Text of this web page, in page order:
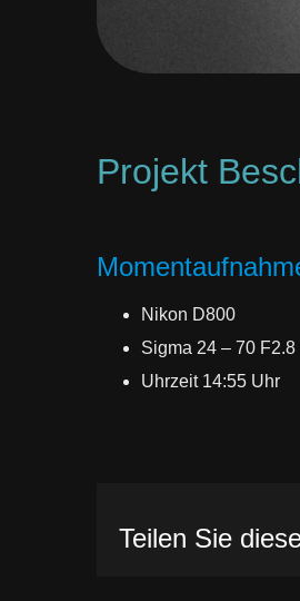
Projekt
Nikon D800
Sigma 24 – 70 F2.8
Uhrzeit 14:55 Uhr
Teilen Sie